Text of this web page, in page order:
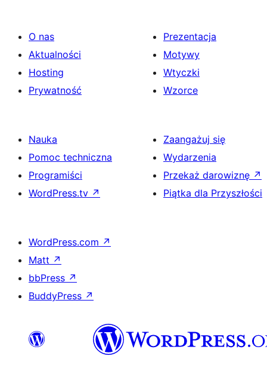
O nas
Aktualności
Hosting
Prywatność
Prezentacja
Motywy
Wtyczki
Wzorce
Nauka
Pomoc techniczna
Programiści
WordPress.tv ↗
Zaangażuj się
Wydarzenia
Przekaż darowiznę ↗
Piątka dla Przyszłości
WordPress.com ↗
Matt ↗
bbPress ↗
BuddyPress ↗